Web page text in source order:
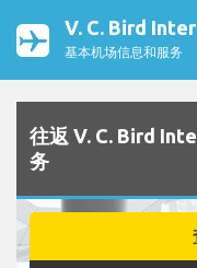
V. C. Bird
基本机场信息和服务
往返 V. C. Bird
务